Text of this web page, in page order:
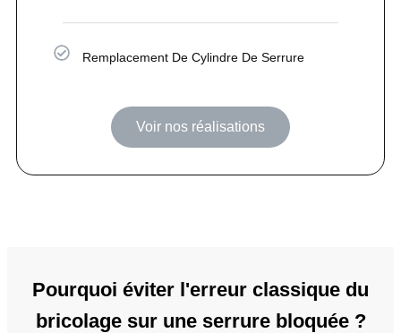
Remplacement De Cylindre De Serrure
Voir nos réalisations
Pourquoi éviter l'erreur classique du
bricolage sur une serrure bloquée ?